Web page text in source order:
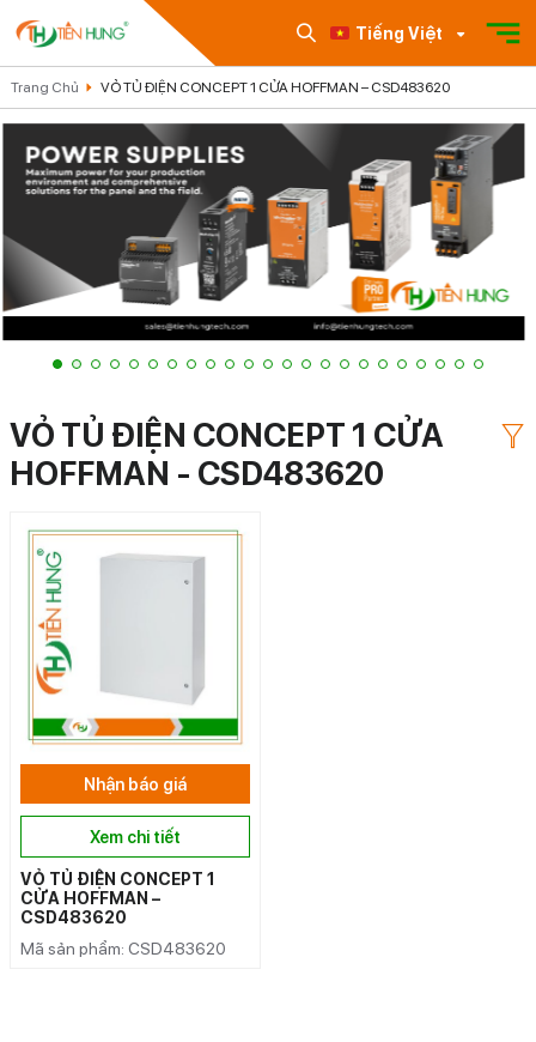
Tiếng Việt
Trang Chủ VỎ TỦ ĐIỆN CONCEPT 1 CỬA HOFFMAN – CSD483620
VỎ TỦ ĐIỆN CONCEPT 1 CỬA
HOFFMAN - CSD483620
Nhận báo giá
Xem chi tiết
VỎ TỦ ĐIỆN CONCEPT 1
CỬA HOFFMAN –
CSD483620
Mã sản phẩm: CSD483620